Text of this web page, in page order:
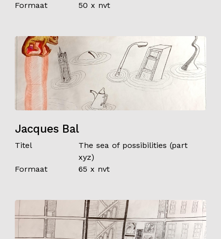
Formaat
50 x nvt
Jacques Bal
Titel
The sea of possibilities (part
xyz)
Formaat
65 x nvt